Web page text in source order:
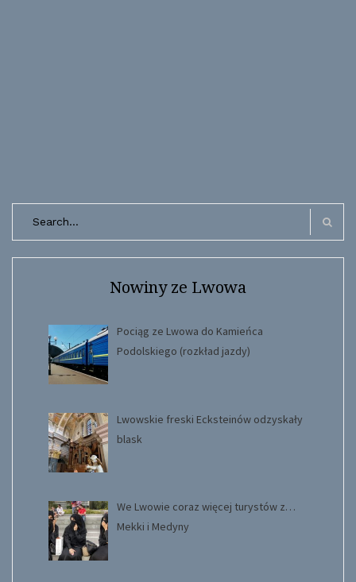
Search
Nowiny ze Lwowa
Pociąg ze Lwowa do Kamieńca
Podolskiego (rozkład jazdy)
Lwowskie freski Ecksteinów odzyskały
blask
We Lwowie coraz więcej turystów z…
Mekki i Medyny